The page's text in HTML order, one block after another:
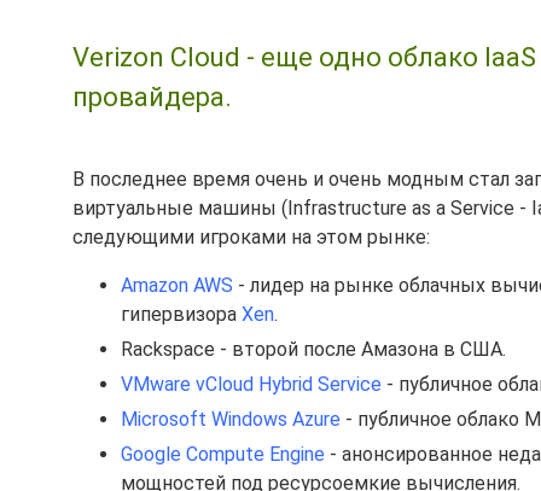
Verizon Cloud - еще одно облако
провайдера.
В последнее время очень и очень модным стал
виртуальные машины (Infrastructure as a Service -
следующими игроками на этом рынке:
Amazon AWS - лидер на рынке облачных
гипервизора Xen.
Rackspace - второй после Амазона в США.
VMware vCloud Hybrid Service - публичное
Microsoft Windows Azure - публичное облако
Google Compute Engine - анонсированное
мощностей под ресурсоемкие вычисления.